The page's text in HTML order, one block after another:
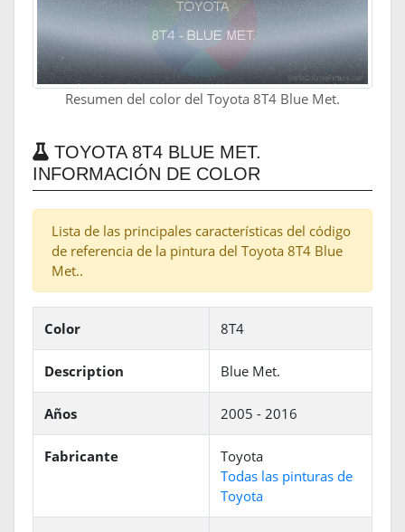
Resumen del color del Toyota 8T4 Blue Met.
TOYOTA 8T4 BLUE MET.
INFORMACIÓN DE COLOR
Lista de las principales características del código
de referencia de la pintura del Toyota 8T4 Blue
Met..
Color 8T4
Description Blue Met.
Años 2005 - 2016
Fabricante
Toyota
Todas las pinturas de
Toyota